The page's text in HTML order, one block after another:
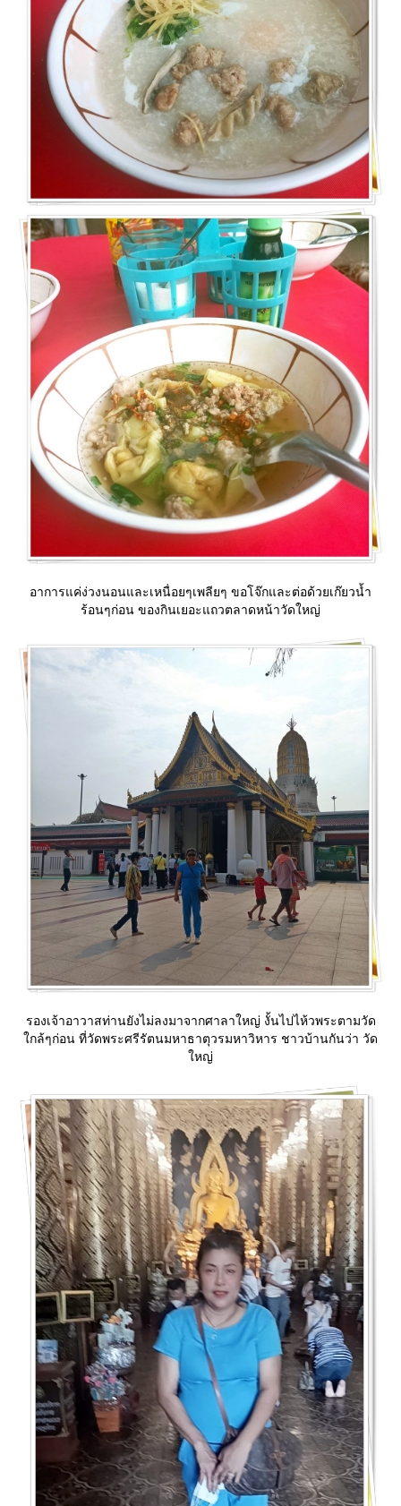
อาการแค่ง่วงนอนและเหนื่อยๆเพลียๆ ขอโจ๊กและต่อด้วยเก๊ยวน้ำ
ร้อนๆก่อน ของกินเยอะแถวตลาดหน้าวัดใหญ่
รองเจ้าอาวาสท่านยังไม่ลงมาจากศาลาใหญ่ งั้นไปไห้วพระตามวัด
กล้ๆก่อน ที่วัดพระศรีรัตนมหาธาตุวรมหาวิหาร ชาวบ้านกันว่า วัด
หญ่